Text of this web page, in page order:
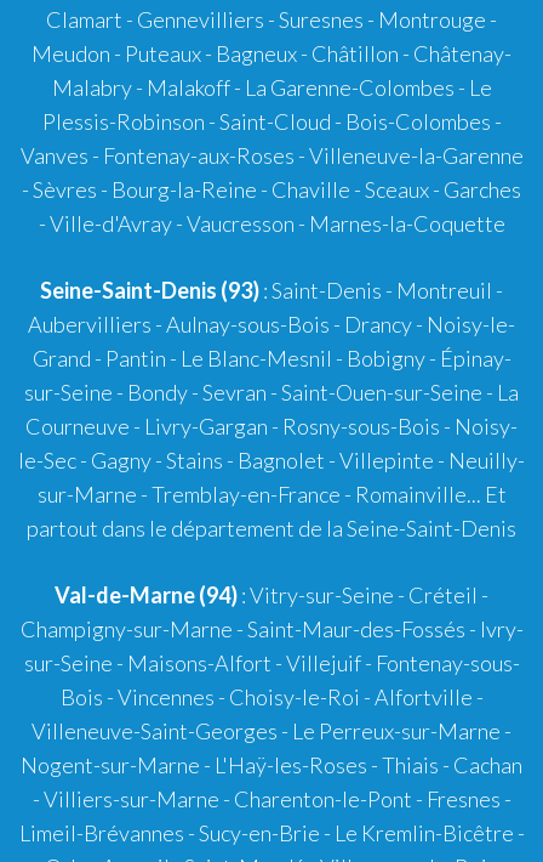
Clamart - Gennevilliers - Suresnes - Montrouge -
Meudon - Puteaux - Bagneux - Châtillon - Châtenay-
Malabry - Malakoff - La Garenne-Colombes - Le
Plessis-Robinson - Saint-Cloud - Bois-Colombes -
Vanves - Fontenay-aux-Roses - Villeneuve-la-Garenne
- Sèvres - Bourg-la-Reine - Chaville - Sceaux - Garches
- Ville-d'Avray - Vaucresson - Marnes-la-Coquette
Seine-Saint-Denis (93): Saint-Denis - Montreuil -
Aubervilliers - Aulnay-sous-Bois - Drancy - Noisy-le-
Grand - Pantin - Le Blanc-Mesnil - Bobigny - Épinay-
sur-Seine - Bondy - Sevran - Saint-Ouen-sur-Seine - La
Courneuve - Livry-Gargan - Rosny-sous-Bois - Noisy-
le-Sec - Gagny - Stains - Bagnolet - Villepinte - Neuilly-
sur-Marne - Tremblay-en-France - Romainville... Et
partout dans le département de la Seine-Saint-Denis
Val-de-Marne (94): Vitry-sur-Seine - Créteil -
Champigny-sur-Marne - Saint-Maur-des-Fossés - Ivry-
sur-Seine - Maisons-Alfort - Villejuif - Fontenay-sous-
Bois - Vincennes - Choisy-le-Roi - Alfortville -
Villeneuve-Saint-Georges - Le Perreux-sur-Marne -
Nogent-sur-Marne - L'Haÿ-les-Roses - Thiais - Cachan
- Villiers-sur-Marne - Charenton-le-Pont - Fresnes -
Limeil-Brévannes - Sucy-en-Brie - Le Kremlin-Bicêtre -